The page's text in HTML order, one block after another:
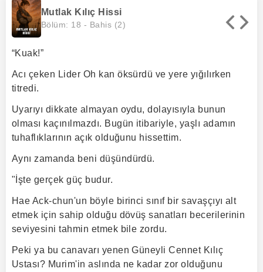
Mutlak Kılıç Hissi
Bölüm: 18 - Bahis (2)
“Kuak!”
Acı çeken Lider Oh kan öksürdü ve yere yığılırken
titredi.
Uyarıyı dikkate almayan oydu, dolayısıyla bunun
olması kaçınılmazdı. Bugün itibariyle, yaşlı adamın
tuhaflıklarının açık olduğunu hissettim.
Aynı zamanda beni düşündürdü.
"İşte gerçek güç budur.
Hae Ack-chun'un böyle birinci sınıf bir savaşçıyı alt
etmek için sahip olduğu dövüş sanatları becerilerinin
seviyesini tahmin etmek bile zordu.
Peki ya bu canavarı yenen Güneyli Cennet Kılıç
Ustası? Murim'in aslında ne kadar zor olduğunu